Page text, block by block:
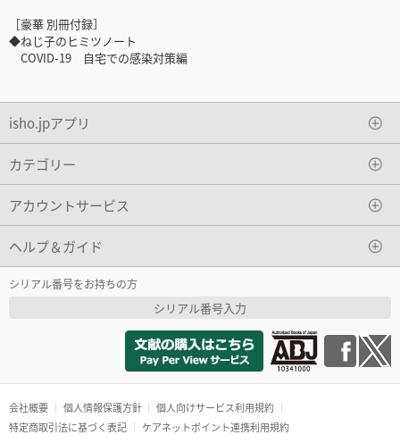
［豪華 別冊付録］
◆ねじ子のヒミツノート
COVID-19 自宅での感染対策編
isho.jpアプリ
カテゴリー
アカウントサービス
ヘルプ＆ガイド
シリアル番号をお持ちの方
シリアル番号入力
会社概要 個人情報保護方針
個人向けサービス利用規約
特定商取引法に基づく表記
ケアネットポイント連携利用規約